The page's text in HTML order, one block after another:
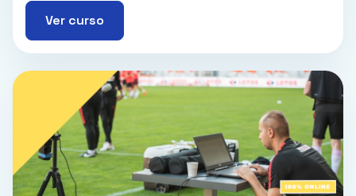
Ver curso